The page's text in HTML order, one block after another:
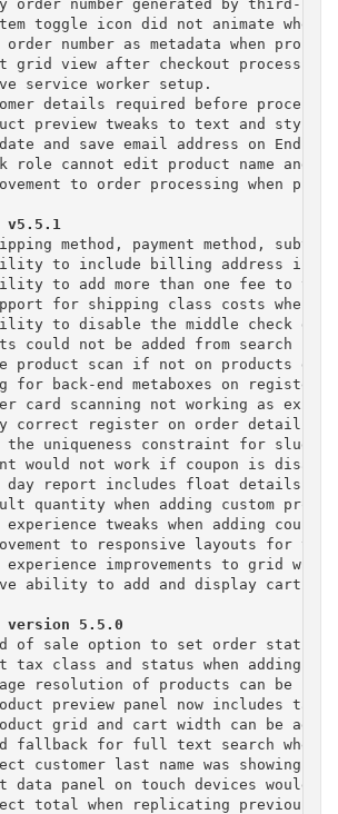
order number generated by third-
toggle icon did not animate when
order number as metadata when
grid view after checkout process is
service worker setup.
details required before
preview tweaks to text and
and save email address on End
role cannot edit product name and
to order processing when
method, payment method,
to include billing address in
to add more than one fee to
for shipping class costs when
to disable the middle check digit
could not be added from search
product scan if not on products
back-end metaboxes on register
card scanning not working as
correct register on order details
the uniqueness constraint for slug
would not work if coupon is
report includes float details
quantity when adding custom
experience tweaks when adding
to responsive layouts for the
experience improvements to grid
ability to add and display cart on
of sale option to set order status
tax class and status when adding
resolution of products can be
preview panel now includes
grid and cart width can be
fallback for full text search when
customer last name was showing
data panel on touch devices would
total when replicating previously